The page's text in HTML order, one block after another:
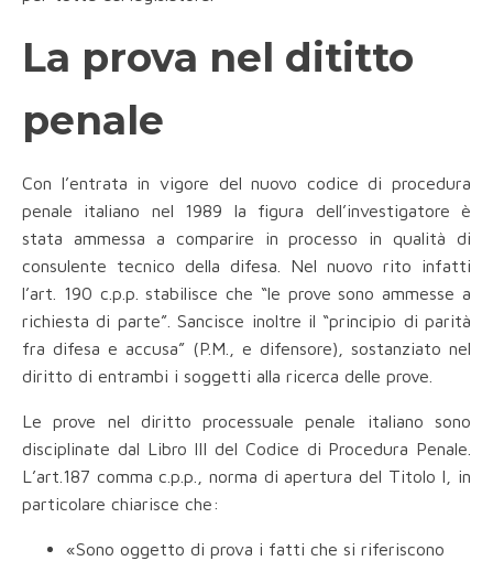
La prova nel dititto
penale
Con l’entrata in vigore del nuovo codice di procedura
penale italiano nel 1989 la figura dell’investigatore è
stata ammessa a comparire in processo in qualità di
consulente tecnico della difesa. Nel nuovo rito infatti
l’art. 190 c.p.p. stabilisce che “le prove sono ammesse a
richiesta di parte”. Sancisce inoltre il “principio di parità
fra difesa e accusa” (P.M., e difensore), sostanziato nel
diritto di entrambi i soggetti alla ricerca delle prove.
Le prove nel diritto processuale penale italiano sono
disciplinate dal Libro III del Codice di Procedura Penale.
L’art.187 comma c.p.p., norma di apertura del Titolo I, in
particolare chiarisce che:
«Sono oggetto di prova i fatti che si riferiscono